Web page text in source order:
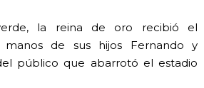
la reina de oro recibió el
manos de sus hijos Fernando y
público que abarrotó el estadio